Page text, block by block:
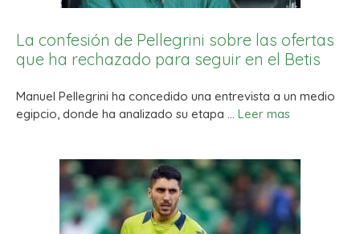
La confesión de Pellegrini sobre las ofertas
que ha rechazado para seguir en el Betis
Manuel Pellegrini ha concedido una entrevista a un medio
egipcio, donde ha analizado su etapa … Leer mas